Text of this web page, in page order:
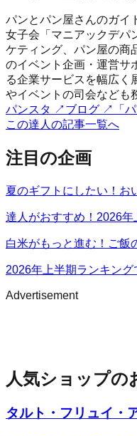
パンとパン屋さんのガイ
女子会「マニアックデパ
ケティング、パン屋の商
のイベント企画・運営サ
る企業サービスを幅広く
やイベントの司会なども
パンスタ ↗ ブログ ↗ 「
この達人の記事一覧へ
注目の企画
夏のギフトにしたい！お
達人がおすすめ！2026
白米がもっと進む！ご飯
2026年上半期ランキン
Advertisement
人気ショップの
タルト・フリュイ・